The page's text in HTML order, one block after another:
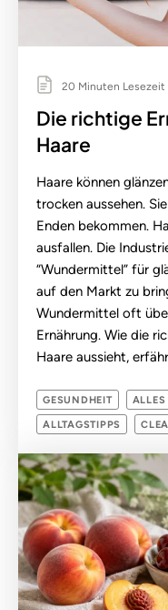
20 Minuten Lesezeit
Die richtige
Haare
Haare können
trocken aussehen.
Enden bekommen.
ausfallen. Die
“Wundermittel” für
auf den Markt zu
Wundermittel oft
Ernährung. Wie die
Haare aussieht,
GESUNDHEIT ALLES
ALLTAGSTIPPS